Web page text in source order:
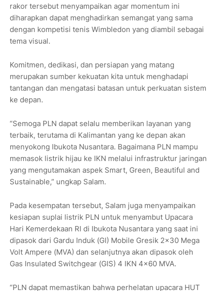
rakor tersebut menyampaikan agar momentum ini
diharapkan dapat menghadirkan semangat yang sama
dengan kompetisi tenis Wimbledon yang diambil sebagai
tema visual.
Komitmen, dedikasi, dan persiapan yang matang
merupakan sumber kekuatan kita untuk menghadapi
tantangan dan mengatasi batasan untuk perkuatan sistem
ke depan.
“Semoga PLN dapat selalu memberikan layanan yang
terbaik, terutama di Kalimantan yang ke depan akan
menyokong Ibukota Nusantara. Bagaimana PLN mampu
memasok listrik hijau ke IKN melalui infrastruktur jaringan
yang mengutamakan aspek Smart, Green, Beautiful and
Sustainable,” ungkap Salam.
Pada kesempatan tersebut, Salam juga menyampaikan
kesiapan suplai listrik PLN untuk menyambut Upacara
Hari Kemerdekaan RI di Ibukota Nusantara yang saat ini
dipasok dari Gardu Induk (GI) Mobile Gresik 2x30 Mega
Volt Ampere (MVA) dan selanjutnya akan dipasok oleh
Gas Insulated Switchgear (GIS) 4 IKN 4x60 MVA.
“PLN dapat memastikan bahwa perhelatan upacara HUT